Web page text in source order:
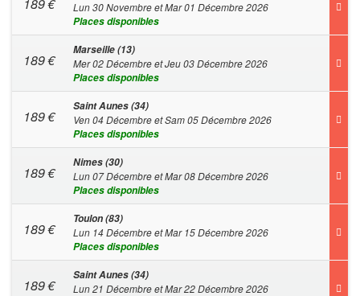
Lun 30 Novembre et Mar 01 Décembre 2026
Places disponibles
189€
Marseille (13)
Mer 02 Décembre et Jeu 03 Décembre 2026
Places disponibles
189€
Saint Aunes (34)
Ven 04 Décembre et Sam 05 Décembre 2026
Places disponibles
189€
Nimes (30)
Lun 07 Décembre et Mar 08 Décembre 2026
Places disponibles
189€
Toulon (83)
Lun 14 Décembre et Mar 15 Décembre 2026
Places disponibles
189€
Saint Aunes (34)
Lun 21 Décembre et Mar 22 Décembre 2026